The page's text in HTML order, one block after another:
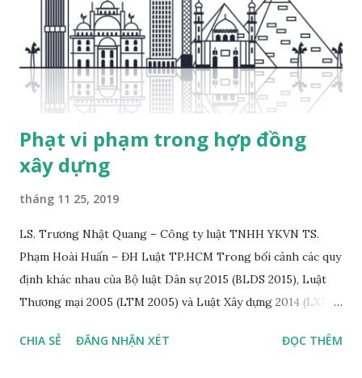
Phạt vi phạm trong hợp đồng
xây dựng
tháng 11 25, 2019
LS. Trương Nhật Quang – Công ty luật TNHH YKVN TS.
Phạm Hoài Huấn – ĐH Luật TP.HCM Trong bối cảnh các quy
định khác nhau của Bộ luật Dân sự 2015 (BLDS 2015), Luật
Thương mại 2005 (LTM 2005) và Luật Xây dựng 2014 (LXD
với hợp đồng xây dựng, bài viết này sẽ thảo luận hai vấn đề
CHIA SẺ ĐĂNG NHẬN XÉT ĐỌC THÊM